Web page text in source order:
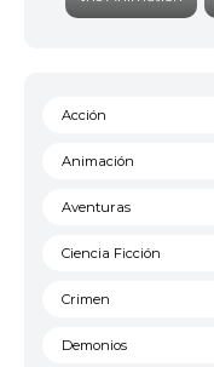
Acción
Animación
Aventuras
Ciencia Ficción
Crimen
Demonios